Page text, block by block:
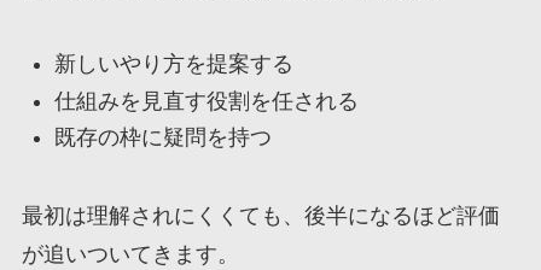
新しいやり方を提案する
仕組みを見直す役割を任される
既存の枠に疑問を持つ
最初は理解されにくくても、後半になるほど評価
が追いついてきます。